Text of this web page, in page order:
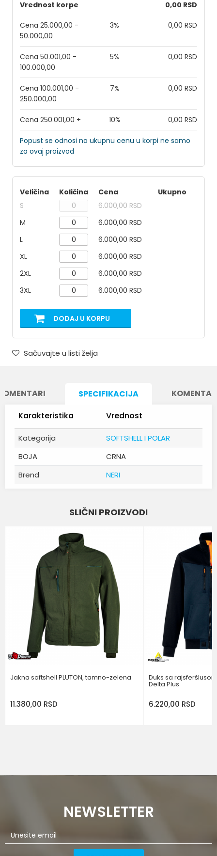
Vrednost korpe 0,00 RSD
Cena 25.000,00 -
50.000,00
3% 0,00 RSD
Cena 50.001,00 -
100.000,00
5% 0,00 RSD
Cena 100.001,00 -
250.000,00
7% 0,00 RSD
Cena 250.001,00 + 10% 0,00 RSD
Popust se odnosi na ukupnu cenu u korpi ne samo
za ovaj proizvod
Veličina Količina Cena
Ukupno
S
6.000,00 RSD
M
6.000,00 RSD
L
6.000,00 RSD
XL
6.000,00 RSD
2XL
6.000,00 RSD
3XL
6.000,00 RSD
DODAJ U KORPU
Sačuvajte u listi želja
SPECIFIKACIJA
Karakteristika
Vrednost
Kategorija
SOFTSHELL I POLAR
BOJA
CRNA
Brend
NERI
POŠALJI
SLIČNI PROIZVODI
Jakna softshell PLUTON, tamno-zelena
11.380,00 RSD
Duks sa
Delta Plus
6.220,00 RSD
NEWSLETTER